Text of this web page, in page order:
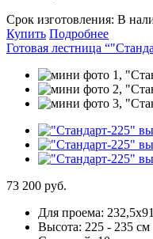
Срок изготовления: В
Купить Подробнее
Готовая лестница
73 200 руб.
Для проема:
Высота: 225 - 235 см